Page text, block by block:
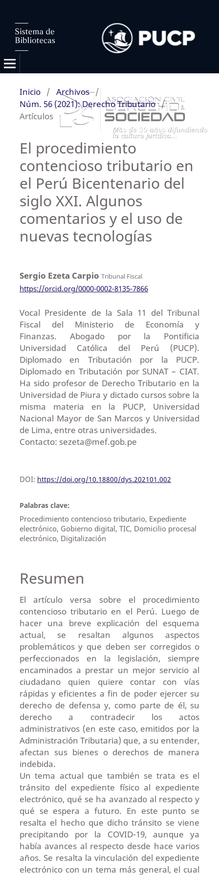
Inicio / Archivos /
Núm. 56 (2021): Derecho Tributario /
Artículos
El procedimiento
contencioso tributario en
el Perú Bicentenario del
siglo XXI. Algunos
comentarios y el uso de
nuevas tecnologías
Sergio Ezeta Carpio Tribunal Fiscal
https://orcid.org/0000-0002-8135-7866
Vocal Presidente de la Sala 11 del Tribunal
Fiscal del Ministerio de Economía y
Finanzas. Abogado por la Pontificia
Universidad Católica del Perú (PUCP).
Diplomado en Tributación por la PUCP.
Diplomado en Tributación por SUNAT – CIAT.
Ha sido profesor de Derecho Tributario en la
Universidad de Piura y dictado cursos sobre la
misma materia en la PUCP, Universidad
Nacional Mayor de San Marcos y Universidad
de Lima, entre otras universidades.
Contacto: sezeta@mef.gob.pe
DOI: https://doi.org/10.18800/dys.202101.002
Palabras clave:
Procedimiento contencioso tributario, Expediente
electrónico, Gobierno digital, TIC, Domicilio procesal
electrónico, Digitalización
Resumen
El artículo versa sobre el procedimiento
contencioso tributario en el Perú. Luego de
hacer una breve explicación del esquema
actual, se resaltan algunos aspectos
problemáticos y que deben ser corregidos o
perfeccionados en la legislación, siempre
encaminados a prestar un mejor servicio al
ciudadano quien quiere contar con vías
rápidas y eficientes a fin de poder ejercer su
derecho de defensa y, como parte de él, su
derecho a contradecir los actos
administrativos (en este caso, emitidos por la
Administración Tributaria) que, a su entender,
afectan sus bienes o derechos de manera
indebida.
Un tema actual que también se trata es el
tránsito del expediente físico al expediente
electrónico, qué se ha avanzado al respecto y
qué se espera a futuro. En este punto se
resalta el hecho que dicho tránsito se viene
precipitando por la COVID-19, aunque ya
había avances al respecto desde hace varios
años. Se resalta la vinculación del expediente
electrónico con un tema más general, el cual